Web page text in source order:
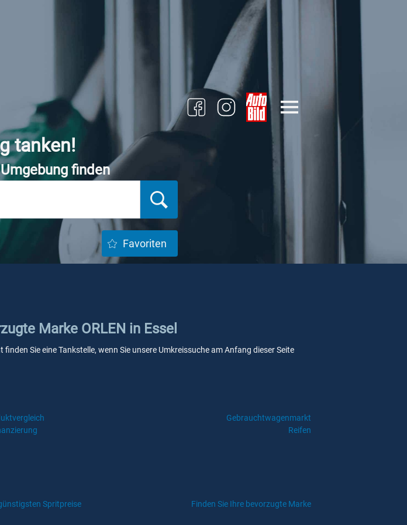
tanken!
finden
Favoriten
Marke ORLEN in Essel
Sie eine Tankstelle, wenn Sie unsere Umkreissuche am Anfang dieser Seite
Gebrauchtwagenmarkt
Reifen
Spritpreise Finden Sie Ihre bevorzugte Marke